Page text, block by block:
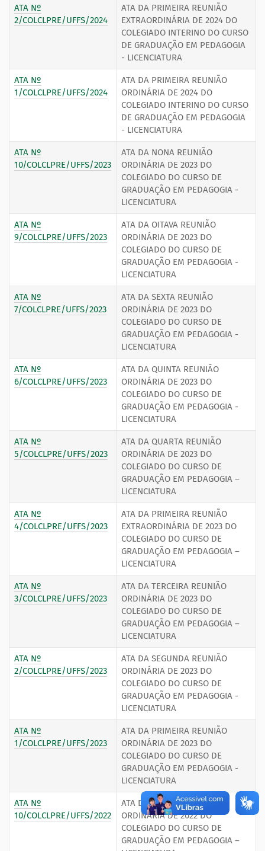
ATA Nº
2/COLCLPRE/UFFS/2024
ATA DA PRIMEIRA REUNIÃO
EXTRAORDINÁRIA DE 2024 DO
COLEGIADO INTERINO DO CURSO
DE GRADUAÇÃO EM PEDAGOGIA
- LICENCIATURA
ATA Nº
1/COLCLPRE/UFFS/2024
ATA DA PRIMEIRA REUNIÃO
ORDINÁRIA DE 2024 DO
COLEGIADO INTERINO DO CURSO
DE GRADUAÇÃO EM PEDAGOGIA
- LICENCIATURA
ATA Nº
10/COLCLPRE/UFFS/2023
ATA DA NONA REUNIÃO
ORDINÁRIA DE 2023 DO
COLEGIADO DO CURSO DE
GRADUAÇÃO EM PEDAGOGIA -
LICENCIATURA
ATA Nº
9/COLCLPRE/UFFS/2023
ATA DA OITAVA REUNIÃO
ORDINÁRIA DE 2023 DO
COLEGIADO DO CURSO DE
GRADUAÇÃO EM PEDAGOGIA -
LICENCIATURA
ATA Nº
7/COLCLPRE/UFFS/2023
ATA DA SEXTA REUNIÃO
ORDINÁRIA DE 2023 DO
COLEGIADO DO CURSO DE
GRADUAÇÃO EM PEDAGOGIA -
LICENCIATURA
ATA Nº
6/COLCLPRE/UFFS/2023
ATA DA QUINTA REUNIÃO
ORDINÁRIA DE 2023 DO
COLEGIADO DO CURSO DE
GRADUAÇÃO EM PEDAGOGIA -
LICENCIATURA
ATA Nº
5/COLCLPRE/UFFS/2023
ATA DA QUARTA REUNIÃO
ORDINÁRIA DE 2023 DO
COLEGIADO DO CURSO DE
GRADUAÇÃO EM PEDAGOGIA –
LICENCIATURA
ATA Nº
4/COLCLPRE/UFFS/2023
ATA DA PRIMEIRA REUNIÃO
EXTRAORDINÁRIA DE 2023 DO
COLEGIADO DO CURSO DE
GRADUAÇÃO EM PEDAGOGIA –
LICENCIATURA
ATA Nº
3/COLCLPRE/UFFS/2023
ATA DA TERCEIRA REUNIÃO
ORDINÁRIA DE 2023 DO
COLEGIADO DO CURSO DE
GRADUAÇÃO EM PEDAGOGIA –
LICENCIATURA
ATA Nº
2/COLCLPRE/UFFS/2023
ATA DA SEGUNDA REUNIÃO
ORDINÁRIA DE 2023 DO
COLEGIADO DO CURSO DE
GRADUAÇÃO EM PEDAGOGIA -
LICENCIATURA
ATA Nº
1/COLCLPRE/UFFS/2023
ATA DA PRIMEIRA REUNIÃO
ORDINÁRIA DE 2023 DO
COLEGIADO DO CURSO DE
GRADUAÇÃO EM PEDAGOGIA -
LICENCIATURA
ATA Nº
10/COLCLPRE/UFFS/2022
ATA DA NONA REUNIÃO
ORDINÁRIA DE 2022 DO
COLEGIADO DO CURSO DE
GRADUAÇÃO EM PEDAGOGIA –